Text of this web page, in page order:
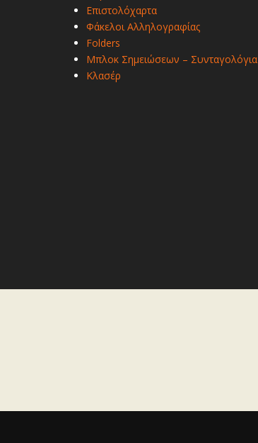
Επιστολόχαρτα
Φάκελοι Αλληλογραφίας
Folders
Μπλοκ Σημειώσεων – Συνταγολόγια
Κλασέρ